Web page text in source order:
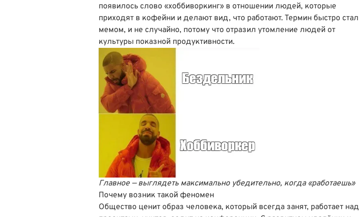
появилось слово «хоббиворкинг» в отношении людей, которые
приходят в кофейни и делают вид, что работают. Термин быстро стал
мемом, и не случайно, потому что отразил утомление людей от
культуры показной продуктивности.
Главное — выглядеть максимально убедительно, когда «работаешь»
Почему возник такой феномен
Общество ценит образ человека, который всегда занят, работает над